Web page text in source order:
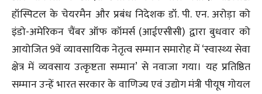
हॉस्पिटल के चेयरमैन और प्रबंध निदेशक डॉ. पी. एन. अरोड़ा को
इंडो-अमेरिकन चैंबर ऑफ कॉमर्स (आईएसीसी) द्वारा बुधवार को
आयोजित 9वें व्यावसायिक नेतृत्व सम्मान समारोह में ‘स्वास्थ्य सेवा
क्षेत्र में व्यवसाय उत्कृष्टता सम्मान’ से नवाजा गया। यह प्रतिष्ठित
सम्मान उन्हें भारत सरकार के वाणिज्य एवं उद्योग मंत्री पीयूष गोयल